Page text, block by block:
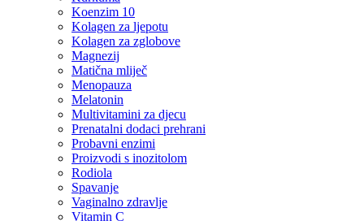
Koenzim 10
Kolagen za ljepotu
Kolagen za zglobove
Magnezij
Matična mliječ
Menopauza
Melatonin
Multivitamini za djecu
Prenatalni dodaci prehrani
Probavni enzimi
Proizvodi s inozitolom
Rodiola
Spavanje
Vaginalno zdravlje
Vitamin C